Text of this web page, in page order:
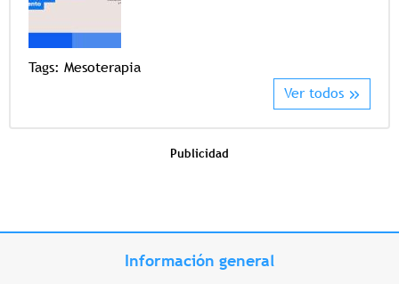
Tags: Mesoterapia
Ver todos
Publicidad
Información general